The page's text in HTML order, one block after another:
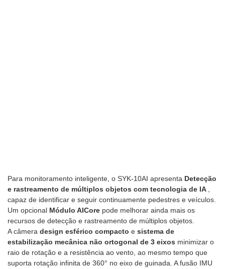
Para monitoramento inteligente, o SYK-10AI apresenta Detecção
e rastreamento de múltiplos objetos com tecnologia de IA ,
capaz de identificar e seguir continuamente pedestres e veículos.
Um opcional Módulo AICore pode melhorar ainda mais os
recursos de detecção e rastreamento de múltiplos objetos.
A câmera design esférico compacto e sistema de
estabilização mecânica não ortogonal de 3 eixos minimizar o
raio de rotação e a resistência ao vento, ao mesmo tempo que
suporta rotação infinita de 360° no eixo de guinada. A fusão IMU